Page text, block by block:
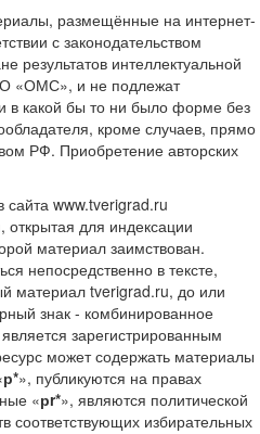
размещённые на интернет-
с законодательством
результатов интеллектуальной
«ОМС», и не подлежат
в какой бы то ни было форме без
кроме случаев, прямо
РФ. Приобретение авторских
www.tverigrad.ru
открытая для индексации
материал заимствован.
непосредственно в тексте,
материал tverigrad.ru, до или
знак - комбинированное
зарегистрированным
может содержать материалы
р*», публикуются на правах
«рr*», являются политической
соответствующих избирательных